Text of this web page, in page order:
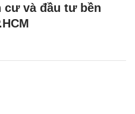
cư và đầu tư bền